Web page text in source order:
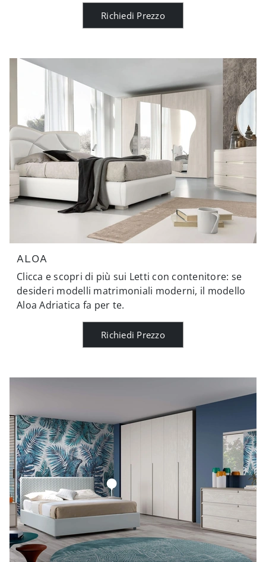
Richiedi Prezzo
ALOA
Clicca e scopri di più sui Letti con contenitore: se
desideri modelli matrimoniali moderni, il modello
Aloa Adriatica fa per te.
Richiedi Prezzo